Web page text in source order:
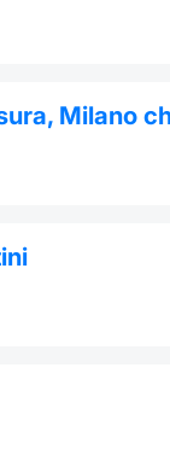
Milano